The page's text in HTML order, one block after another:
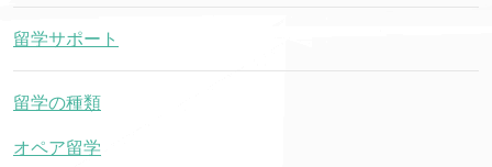
留学サポート
留学の種類
オペア留学